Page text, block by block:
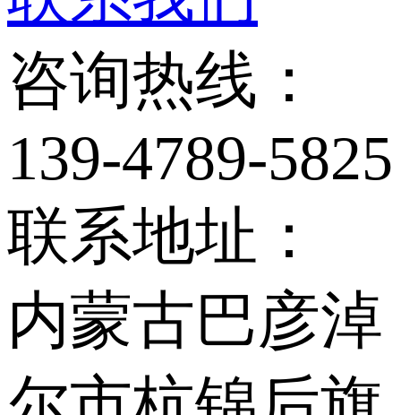
咨询热线：
139-4789-5825
联系地址：
内蒙古巴彦淖